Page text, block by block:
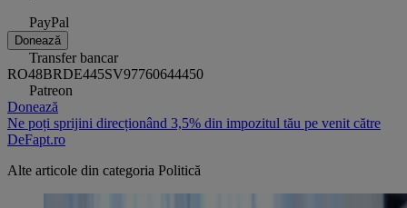
PayPal
Donează
Transfer bancar
RO48BRDE445SV97760644450
Patreon
Donează
Ne poți sprijini direcționând 3,5% din impozitul tău pe venit către
DeFapt.ro
Alte articole din categoria Politică